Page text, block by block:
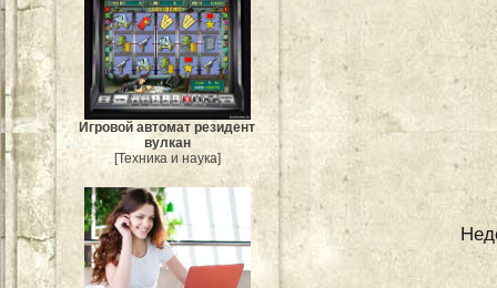
Игровой автомат резидент
вулкан
[Техника и наука]